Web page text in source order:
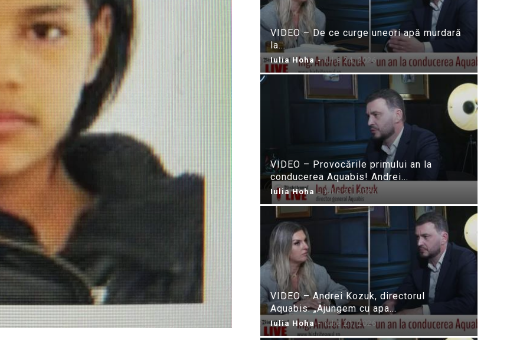
VIDEO – De ce curge uneori apă murdară
la...
Iulia Hoha - iulie 24, 2026
VIDEO – Provocările primului an la
conducerea Aquabis! Andrei...
Iulia Hoha - iulie 21, 2026
VIDEO – Andrei Kozuk, directorul
Aquabis: „Ajungem cu apa...
Iulia Hoha - iulie 21, 2026